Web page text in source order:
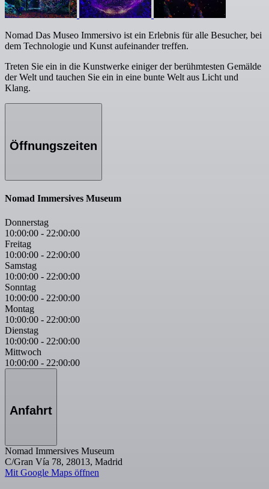
Nomad Das Museo Immersivo ist ein Erlebnis für alle Besucher, bei
dem Technologie und Kunst aufeinander treffen.
Treten Sie ein in die Kunstwerke einiger der berühmtesten Gemälde
der Welt und tauchen Sie ein in eine bunte Welt aus Licht und
Klang.
Öffnungszeiten
Nomad Immersives Museum
Donnerstag
10:00:00 - 22:00:00
Freitag
10:00:00 - 22:00:00
Samstag
10:00:00 - 22:00:00
Sonntag
10:00:00 - 22:00:00
Montag
10:00:00 - 22:00:00
Dienstag
10:00:00 - 22:00:00
Mittwoch
10:00:00 - 22:00:00
Anfahrt
Nomad Immersives Museum
C/Gran Vía 78, 28013, Madrid
Mit Google Maps öffnen